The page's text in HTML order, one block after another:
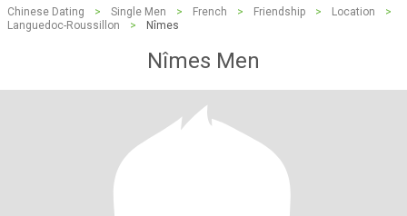
Chinese Dating > Single Men > French > Friendship > Location
>
Languedoc-Roussillon
> Nîmes
Nîmes Men